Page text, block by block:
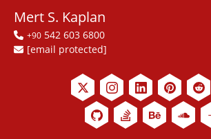
Mert S. Kaplan
+90 542 603 6800
[email protected]